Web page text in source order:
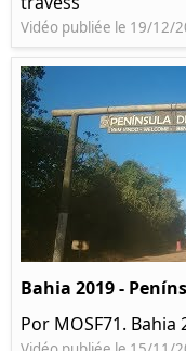
Vidéo publiée le 19/12/
Bahia 2019 -
Por MOSF71.